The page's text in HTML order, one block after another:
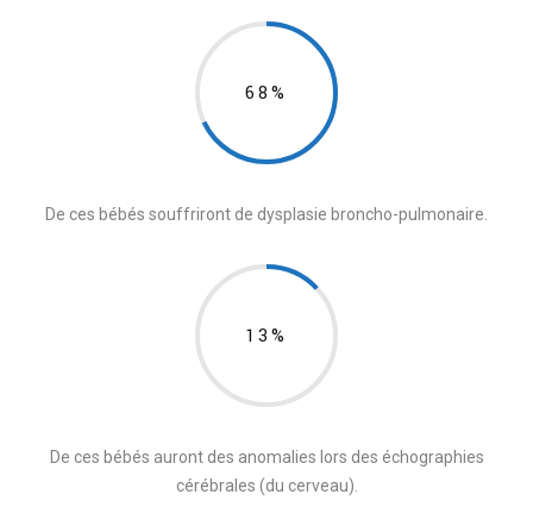
68%
De ces bébés souffriront de dysplasie broncho-pulmonaire.
13%
De ces bébés auront des anomalies lors des échographies
cérébrales (du cerveau).